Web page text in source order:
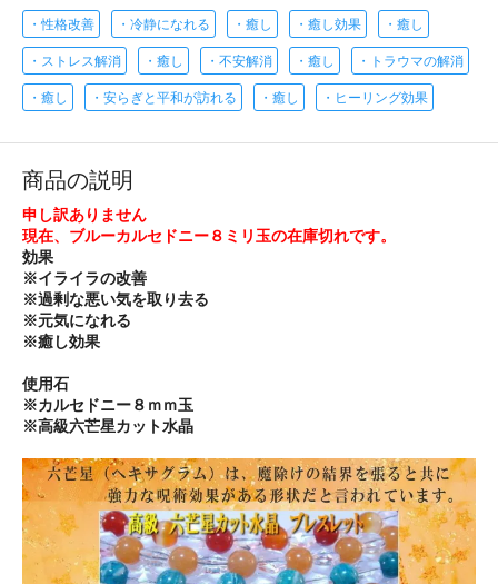
・性格改善 ・冷静になれる ・癒し ・癒し効果 ・癒し
・ストレス解消 ・癒し ・不安解消 ・癒し ・トラウマの解消
・癒し ・安らぎと平和が訪れる ・癒し ・ヒーリング効果
商品の説明
申し訳ありません
現在、ブルーカルセドニー８ミリ玉の在庫切れです。
効果
※イライラの改善
※過剰な悪い気を取り去る
※元気になれる
※癒し効果
使用石
※カルセドニー８ｍｍ玉
※高級六芒星カット水晶